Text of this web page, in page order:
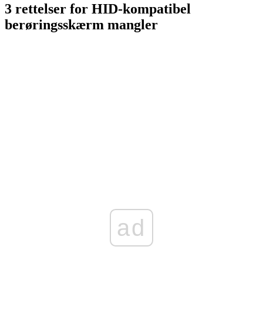
3 rettelser for HID-kompatibel
berøringsskærm mangler
ad